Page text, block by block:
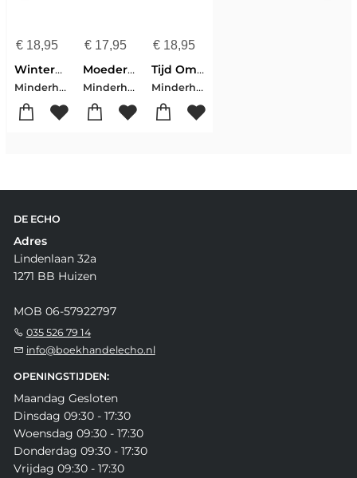
€18,95
Winterbruid
Minderhoud, Cocky
€17,95
Moedermorgen
Minderhoud, Cocky
€ 18,95
Tijd Om Te Planten
Minderhoud, Cocky
DE ECHO
Adres
Lindenlaan 32a
1271 BB Huizen
MOB 06-57922797
035 526 79 14
info@boekhandelecho.nl
OPENINGSTIJDEN:
Maandag Gesloten
Dinsdag 09:30 - 17:30
Woensdag 09:30 - 17:30
Donderdag 09:30 - 17:30
Vrijdag 09:30 - 17:30